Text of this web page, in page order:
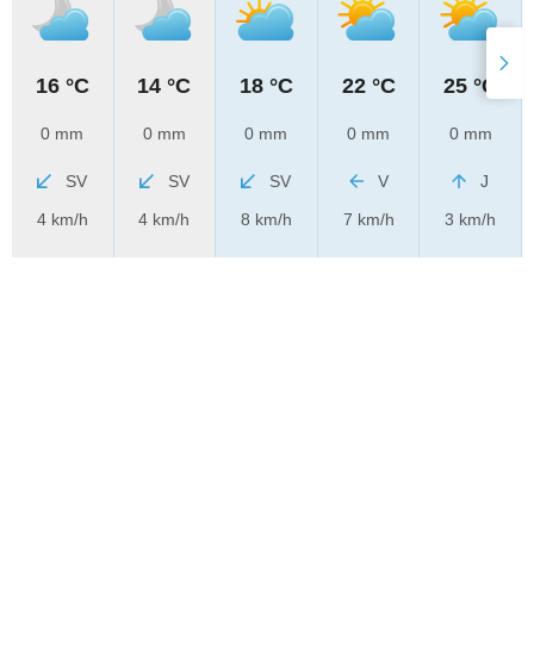
16 °C
0 mm
SV
4 km/h
14 °C
0 mm
SV
4 km/h
18 °C
0 mm
SV
8 km/h
22 °C
0 mm
V
7 km/h
25 °C
0 mm
J
3 km/h